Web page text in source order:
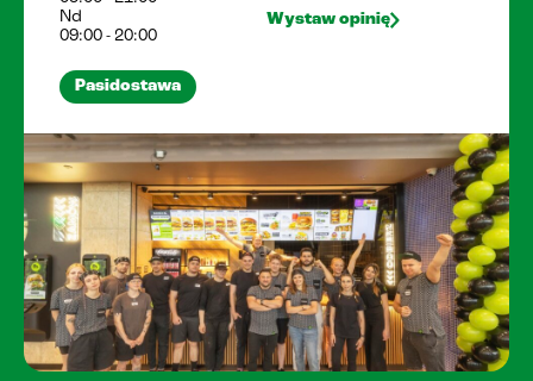
biuro prasowe
praca
kontakt
Pobierz PasiAppkę!
Nd
09:00 - 20:00
Wystaw opinię
Pasidostawa